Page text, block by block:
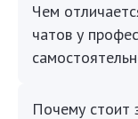
Чем
чатов у
Почему стоит